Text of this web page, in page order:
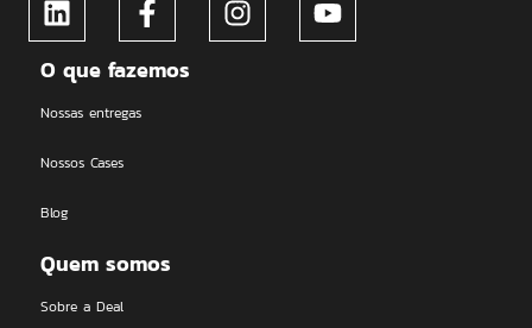
O que fazemos
Nossas entregas
Nossos Cases
Blog
Quem somos
Sobre a Deal